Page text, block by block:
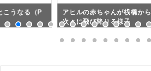
こうなる（P
アヒルの赤ちゃんが桟橋から
次々に飛び降りる様子